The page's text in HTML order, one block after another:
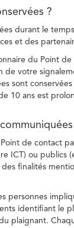
?
durant le
et des
du Point
votre
sont
10 ans est
de contact
ICT) ou
finalités
personnes
identifiant le
plaignant.